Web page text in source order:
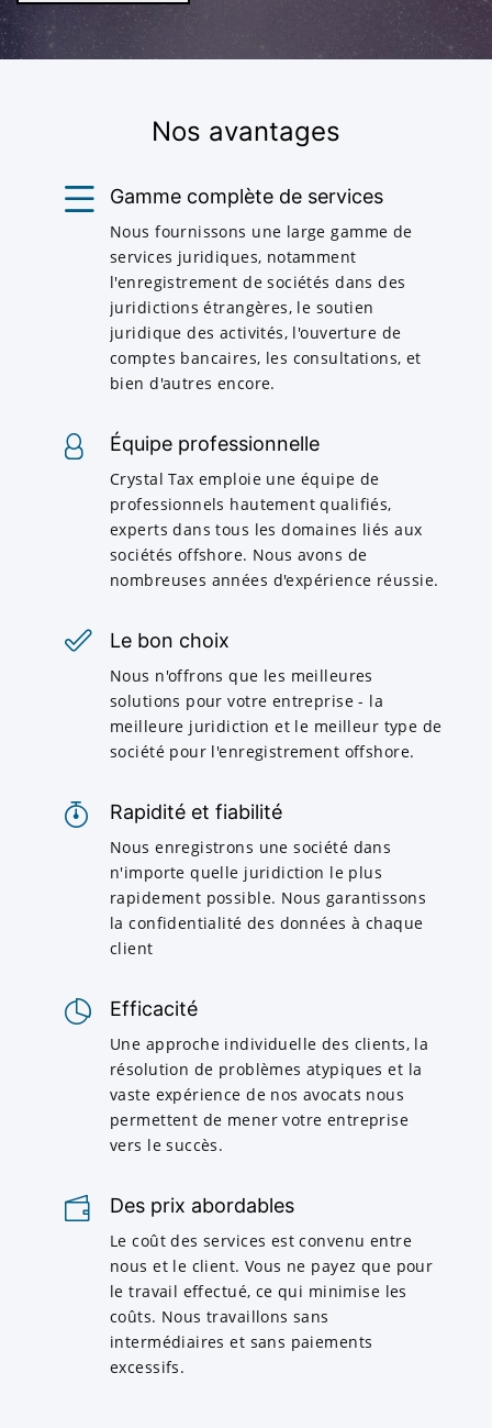
Nos avantages
Gamme complète de services
Nous fournissons une large gamme de
services juridiques, notamment
l'enregistrement de sociétés dans des
juridictions étrangères, le soutien
juridique des activités, l'ouverture de
comptes bancaires, les consultations, et
bien d'autres encore.
Équipe professionnelle
Crystal Tax emploie une équipe de
professionnels hautement qualifiés,
experts dans tous les domaines liés aux
sociétés offshore. Nous avons de
nombreuses années d'expérience réussie.
Le bon choix
Nous n'offrons que les meilleures
solutions pour votre entreprise - la
meilleure juridiction et le meilleur type de
société pour l'enregistrement offshore.
Rapidité et fiabilité
Nous enregistrons une société dans
n'importe quelle juridiction le plus
rapidement possible. Nous garantissons
la confidentialité des données à chaque
client
Efficacité
Une approche individuelle des clients, la
résolution de problèmes atypiques et la
vaste expérience de nos avocats nous
permettent de mener votre entreprise
vers le succès.
Des prix abordables
Le coût des services est convenu entre
nous et le client. Vous ne payez que pour
le travail effectué, ce qui minimise les
coûts. Nous travaillons sans
intermédiaires et sans paiements
excessifs.